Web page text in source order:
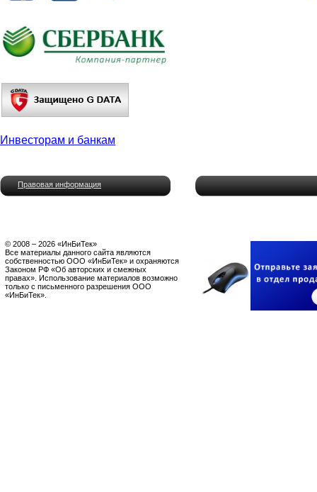
Инвесторам и банкам
Правовая информация
© 2008 – 2026 «ИнБиТек»
Все материалы данного сайта являются
собственностью ООО «ИнБиТек» и охраняются
Законом РФ «Об авторских и смежных
правах». Использование материалов возможно
только с письменного разрешения ООО
«ИнБиТек».